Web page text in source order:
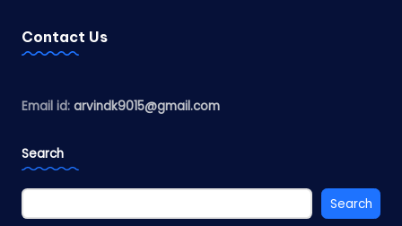
Contact Us
Email id: arvindk9015@gmail.com
Search
Search